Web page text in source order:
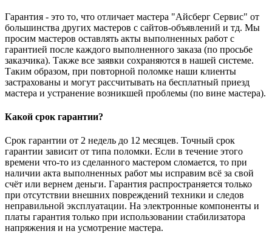
Гарантия - это то, что отличает мастера "Айсберг Сервис" от
большинства других мастеров с сайтов-объявлений и тд. Мы
просим мастеров оставлять акты выполненных работ с
гарантией после каждого выполненного заказа (по просьбе
заказчика). Также все заявки сохраняются в нашей системе.
Таким образом, при повторной поломке наши клиенты
застрахованы и могут рассчитывать на бесплатный приезд
мастера и устранение возникшей проблемы (по вине мастера).
Какой срок гарантии?
Срок гарантии от 2 недель до 12 месяцев. Точный срок
гарантии зависит от типа поломки. Если в течение этого
времени что-то из сделанного мастером сломается, то при
наличии акта выполненных работ мы исправим всё за свой
счёт или вернем деньги. Гарантия распространяется только
при отсутствии внешних повреждений техники и следов
неправильной эксплуатации. На электронные компоненты и
платы гарантия только при использовании стабилизатора
напряжения и на усмотрение мастера.